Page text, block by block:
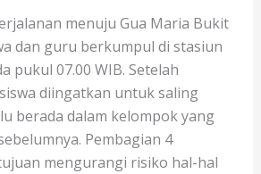
menuju Gua Maria Bukit
dan guru berkumpul di stasiun
pukul 07.00 WIB. Setelah
diingatkan untuk saling
berada dalam kelompok yang
Pembagian 4
mengurangi risiko hal-hal